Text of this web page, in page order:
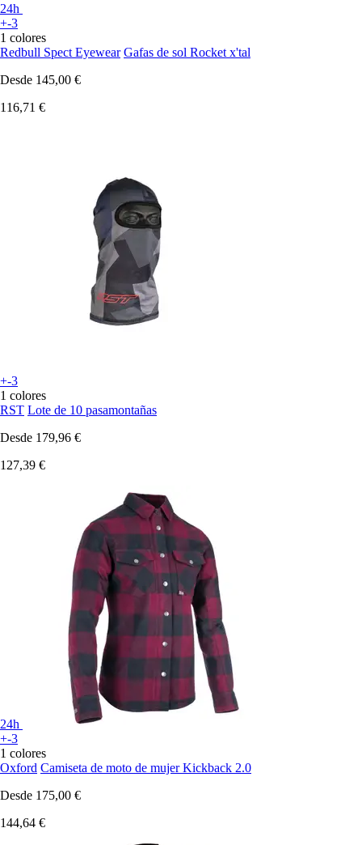
24h
+-3
1 colores
Redbull Spect Eyewear Gafas de sol Rocket x'tal
Desde 145,00 €
116,71 €
+-3
1 colores
RST Lote de 10 pasamontañas
Desde 179,96 €
127,39 €
24h
+-3
1 colores
Oxford Camiseta de moto de mujer Kickback 2.0
Desde 175,00 €
144,64 €